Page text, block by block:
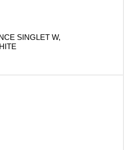
SINGLET W,